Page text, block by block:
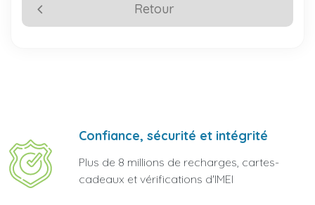
Retour
Confiance, sécurité et intégrité
Plus de 8 millions de recharges, cartes-
cadeaux et vérifications d'IMEI